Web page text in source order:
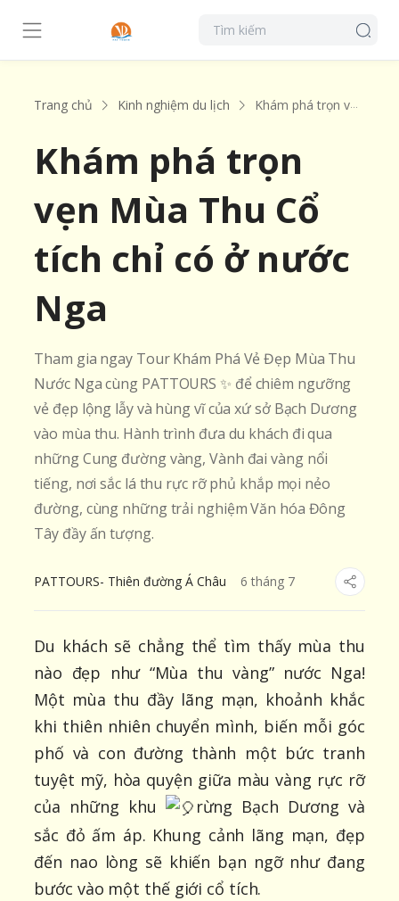
Trang chủ Kinh nghiệm du lịch Khám phá trọn vẹn Mùa Thu Cổ tích chỉ có ở nước Nga
Khám phá trọn
vẹn Mùa Thu Cổ
tích chỉ có ở nước
Nga
Tham gia ngay Tour Khám Phá Vẻ Đẹp Mùa Thu
Nước Nga cùng PATTOURS ✨ để chiêm ngưỡng
vẻ đẹp lộng lẫy và hùng vĩ của xứ sở Bạch Dương
vào mùa thu. Hành trình đưa du khách đi qua
những Cung đường vàng, Vành đai vàng nổi
tiếng, nơi sắc lá thu rực rỡ phủ khắp mọi nẻo
đường, cùng những trải nghiệm Văn hóa Đông
Tây đầy ấn tượng.
PATTOURS- Thiên đường Á Châu 6 tháng 7
Du khách sẽ chẳng thể tìm thấy mùa thu
nào đẹp như “Mùa thu vàng” nước Nga!
Một mùa thu đầy lãng mạn, khoảnh khắc
khi thiên nhiên chuyển mình, biến mỗi góc
phố và con đường thành một bức tranh
tuyệt mỹ, hòa quyện giữa màu vàng rực rỡ
của những khu
rừng Bạch Dương và
sắc đỏ ấm áp. Khung cảnh lãng mạn, đẹp
đến nao lòng sẽ khiến bạn ngỡ như đang
bước vào một thế giới cổ tích.